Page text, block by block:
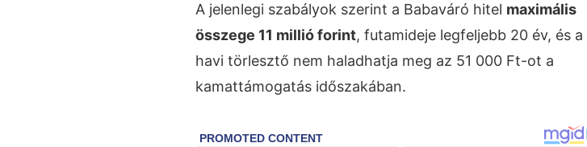
A jelenlegi szabályok szerint a Babaváró hitel maximális
összege 11 millió forint, futamideje legfeljebb 20 év, és a
havi törlesztő nem haladhatja meg az 51 000 Ft-ot a
kamattámogatás időszakában.